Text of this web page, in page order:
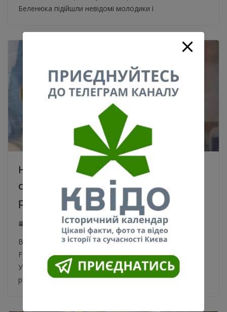
Беленюка підійшли невідомі молодики і
На Троєщині в одному з
супермаркетів з киянином
розрахувались рідкісною гривнею
0
Вартість цієї монети – 400-900 гривень. Про це на
Facebook-сторінці “Аверс (обігові монети
України)” повідомив киянин Микола Січкар. Чоловік
розповів, що в одному